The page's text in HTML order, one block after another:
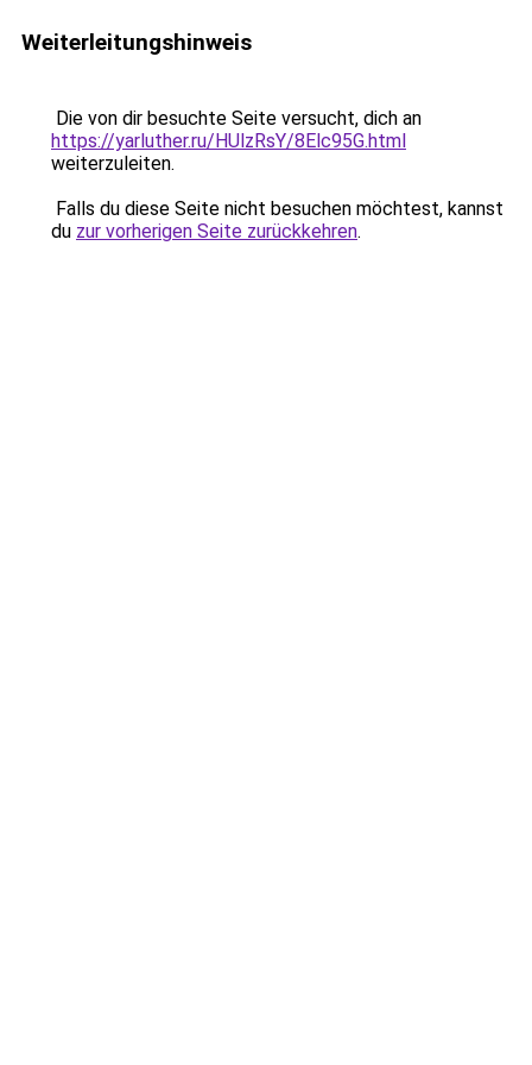
Weiterleitungshinweis
Die von dir besuchte Seite versucht, dich an
https://yarluther.ru/HUlzRsY/8Elc95G.html
weiterzuleiten.
Falls du diese Seite nicht besuchen möchtest, kannst
du zur vorherigen Seite zurückkehren.